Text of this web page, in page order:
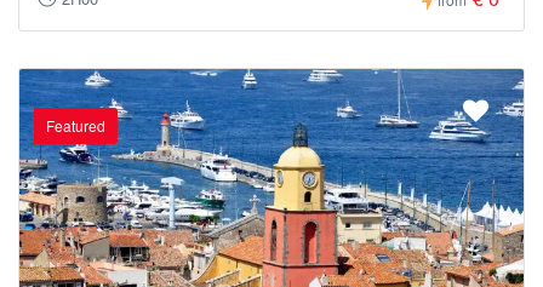
Featured